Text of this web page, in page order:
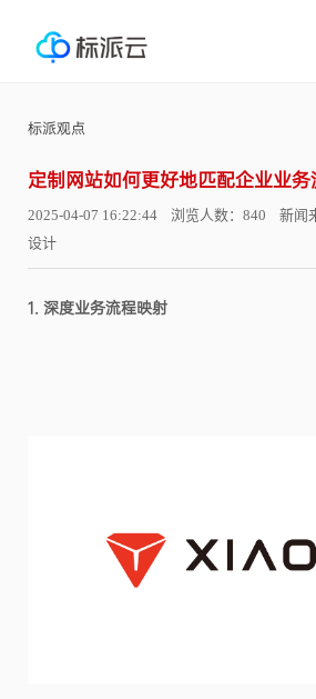
标派观点
定制网站如何更好地匹配企业业务
2025-04-07 16:22:44 浏览人数：840 新闻
设计
1. 深度业务流程映射